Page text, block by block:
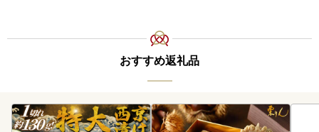
おすすめ返礼品